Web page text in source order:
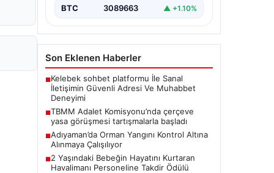
BTC 3089663 ▲ +1.10%
Son Eklenen Haberler
■Kelebek sohbet platformu İle Sanal
İletişimin Güvenli Adresi Ve Muhabbet
Deneyimi
■TBMM Adalet Komisyonu’nda çerçeve
yasa görüşmesi tartışmalarla başladı
■Adıyaman’da Orman Yangını Kontrol Altına
Alınmaya Çalışılıyor
■2 Yaşındaki Bebeğin Hayatını Kurtaran
Havalimanı Personeline Takdir Ödülü